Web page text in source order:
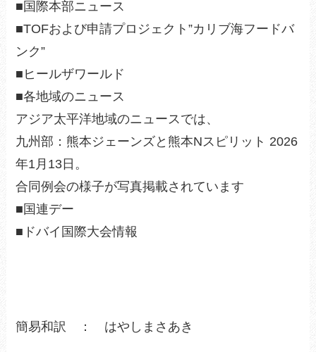
■国際本部ニュース
■TOFおよび申請プロジェクト”カリブ海フードバ
ンク”
■ヒールザワールド
■各地域のニュース
アジア太平洋地域のニュースでは、
九州部：熊本ジェーンズと熊本Nスピリット 2026
年1月13日。
合同例会の様子が写真掲載されています
■国連デー
■ドバイ国際大会情報
簡易和訳 ： はやしまさあき